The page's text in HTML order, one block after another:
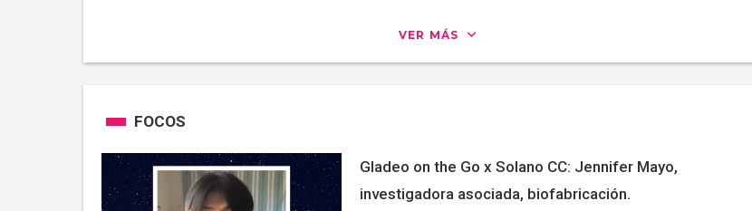
VER MÁS
FOCOS
Gladeo on the Go x Solano CC: Jennifer Mayo,
investigadora asociada, biofabricación.